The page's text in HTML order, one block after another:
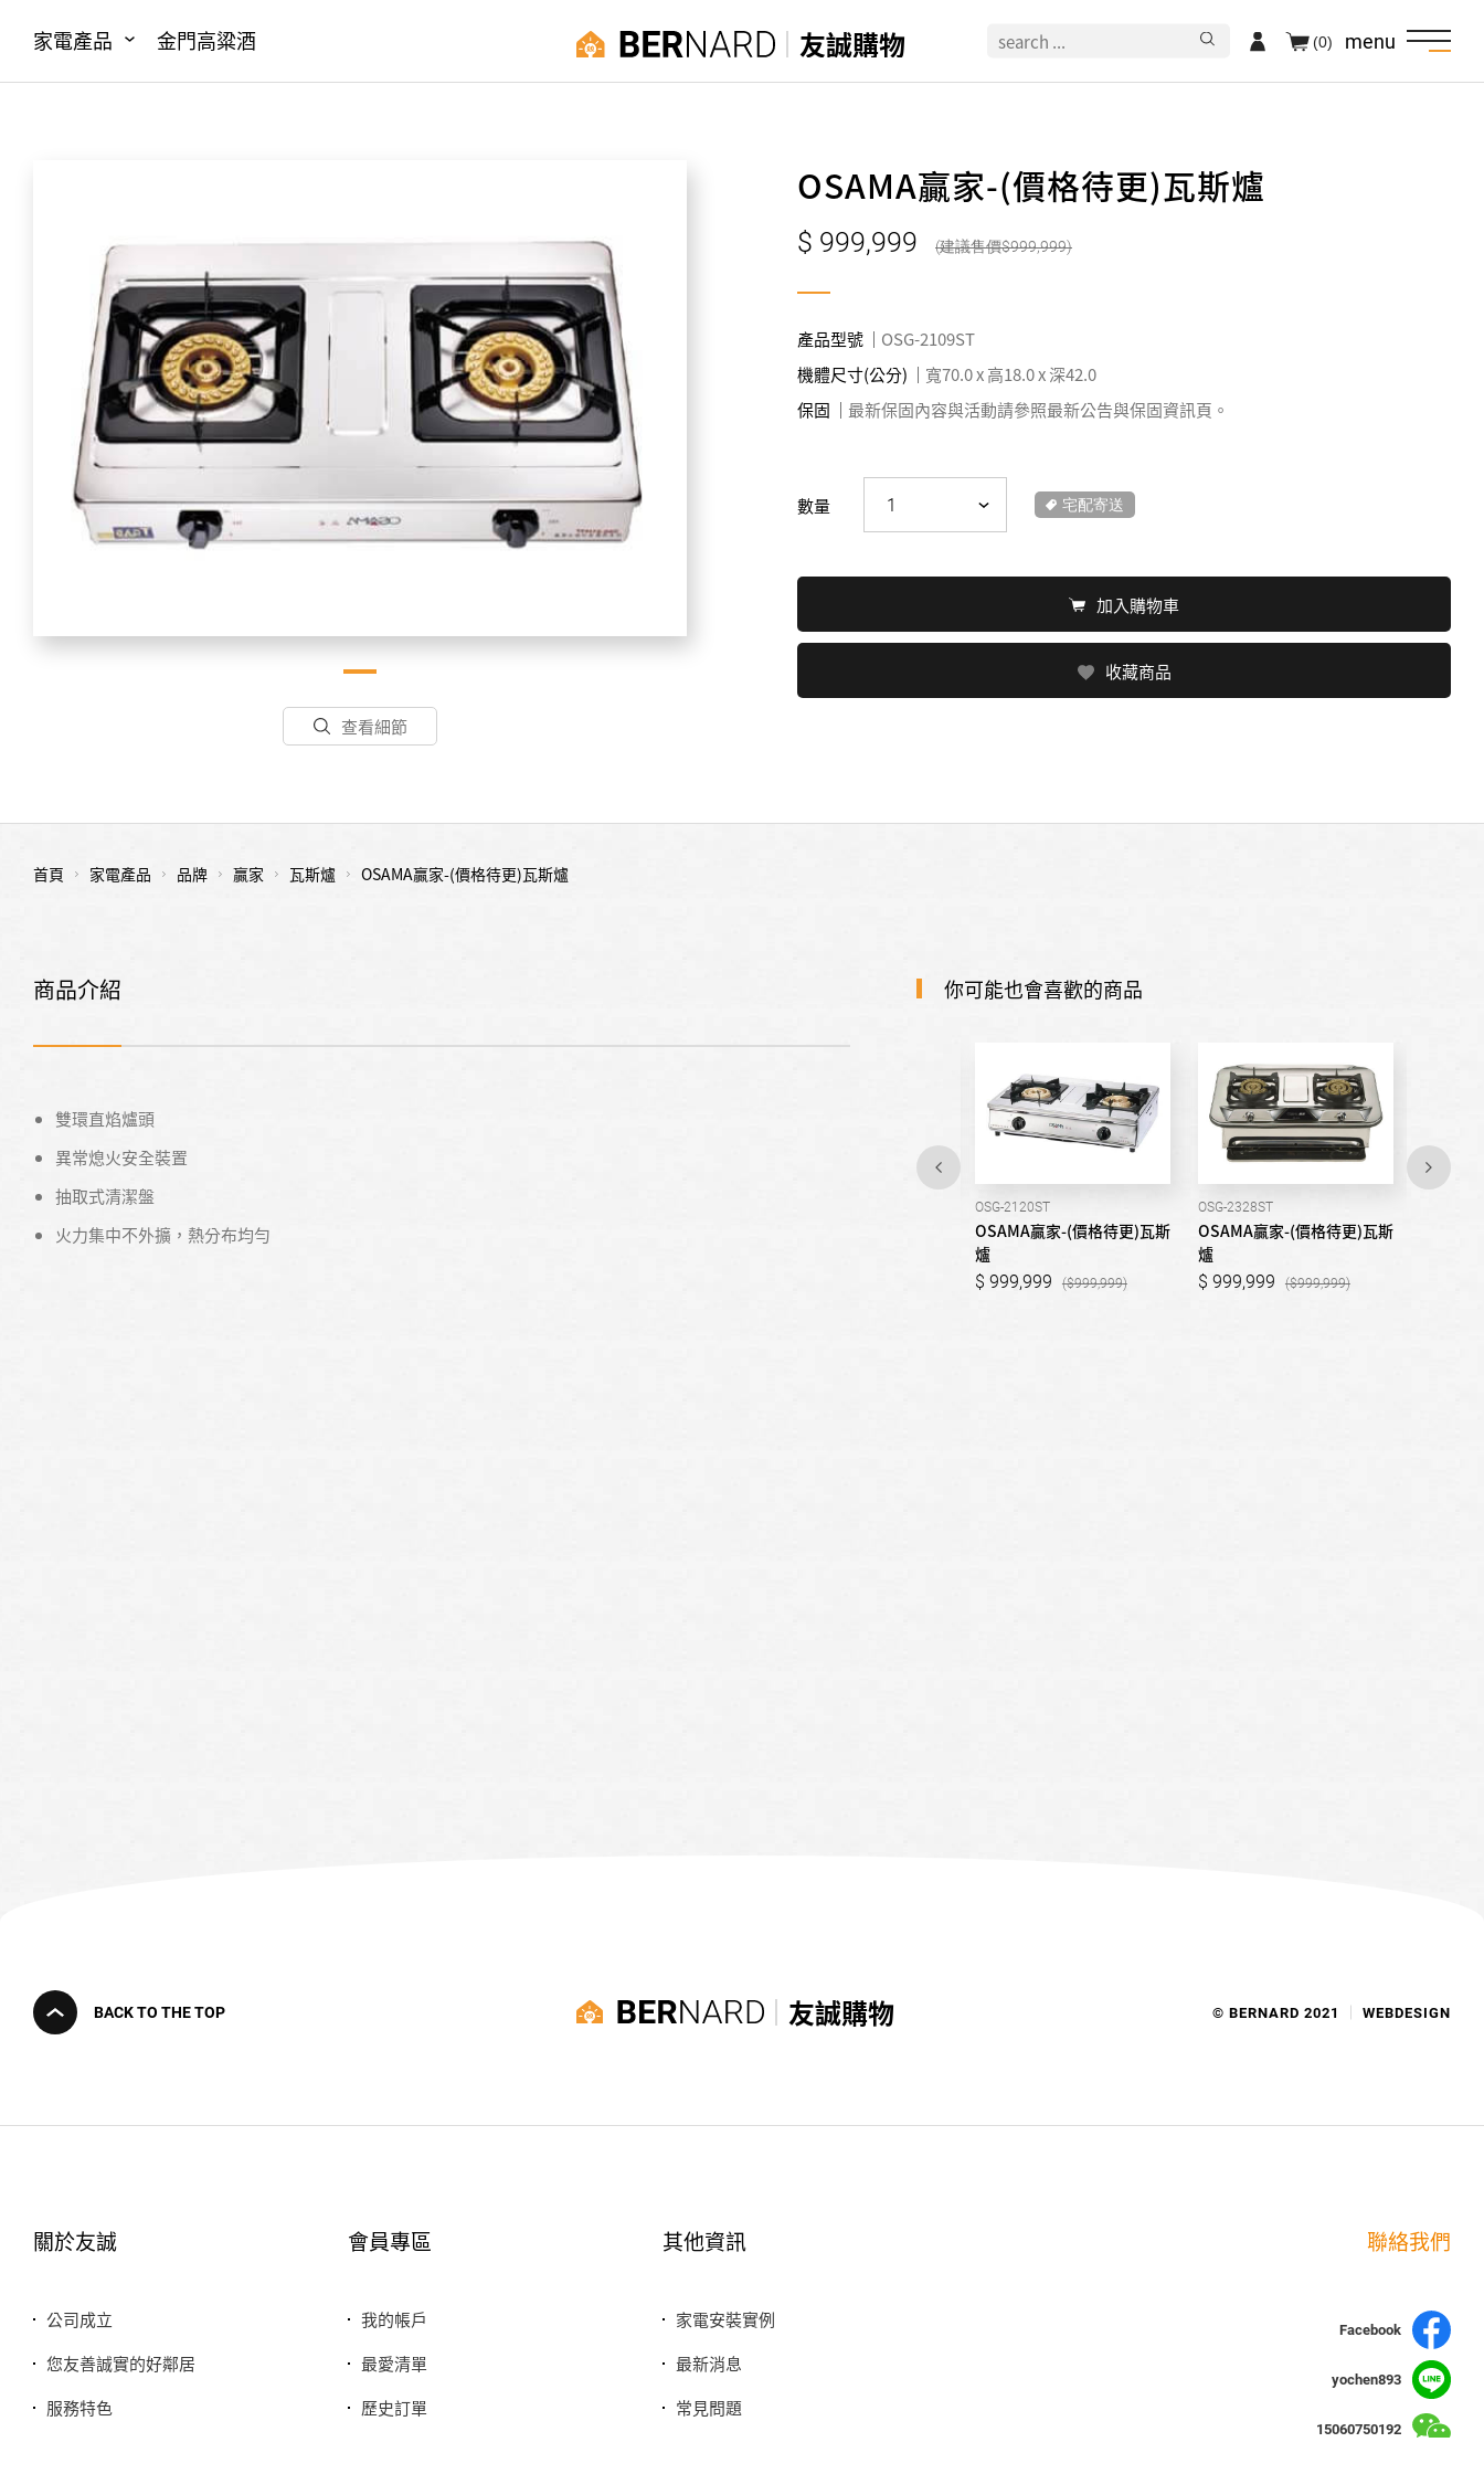
家電產品 金門高粱酒 友誠購物 menu
(0)
查看細節
OSAMA贏家-(價格待更)瓦斯爐
999,999 999,999
產品型號
OSG-2109ST
機體尺寸(公分)
寬70.0 x 高18.0 x 深42.0
保固
最新保固內容與活動請參照最新公告與保固資訊頁。
數量 宅配寄送
加入購物車
收藏商品
首頁 家電產品 品牌 贏家 瓦斯爐 OSAMA贏家-(價格待更)瓦斯爐
商品介紹
雙環直焰爐頭
異常熄火安全裝置
抽取式清潔盤
火力集中不外擴，熱分布均勻
你可能也會喜歡的商品
OSG-2120ST
OSAMA贏家-(價格待更)瓦斯
爐
999,999 999,999
OSG-2328ST
OSAMA贏家-(價格待更)瓦斯
爐
999,999 999,999
BACK TO THE TOP 友誠購物 © BERNARD 2021 WEBDESIGN
關於友誠
公司成立
您友善誠實的好鄰居
服務特色
會員專區
我的帳戶
最愛清單
歷史訂單
其他資訊
家電安裝實例
最新消息
常見問題
聯絡我們
Facebook
yochen893
15060750192